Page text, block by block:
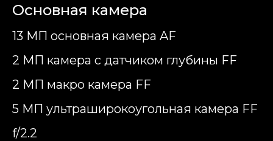
Основная камера
13 МП основная камера AF
2 МП камера с датчиком глубины FF
2 МП макро камера FF
5 МП ультраширокоугольная камера FF
f/2.2